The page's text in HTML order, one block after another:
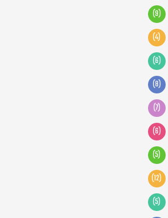
(9)
(4)
(6)
(8)
(7)
(6)
(5)
(12)
(5)